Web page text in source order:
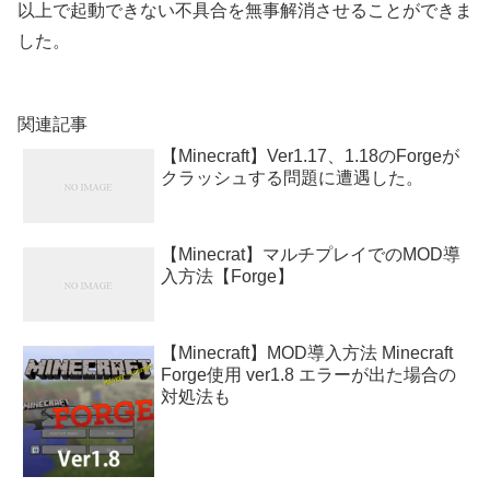
以上で起動できない不具合を無事解消させることができま
した。
関連記事
【Minecraft】Ver1.17、1.18のForgeが
クラッシュする問題に遭遇した。
【Minecrat】マルチプレイでのMOD導
入方法【Forge】
【Minecraft】MOD導入方法 Minecraft
Forge使用 ver1.8 エラーが出た場合の
対処法も